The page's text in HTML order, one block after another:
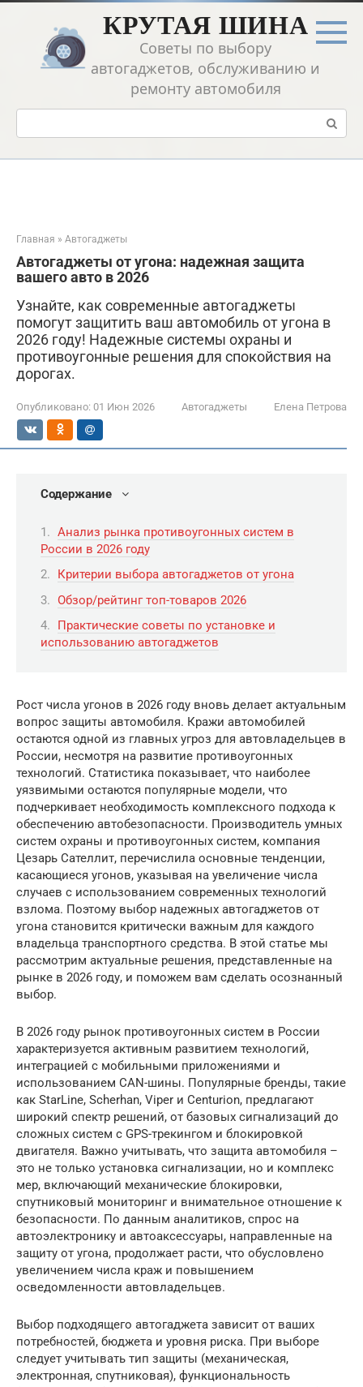
Перейти
контенту
КРУТАЯ ШИНА
Советы по выбору
автогаджетов, обслуживанию и
ремонту автомобиля
Поиск:
Главная » Автогаджеты
Автогаджеты от угона: надежная защита
вашего авто в 2026
Узнайте, как современные автогаджеты
помогут защитить ваш автомобиль от угона в
2026 году! Надежные системы охраны и
противоугонные решения для спокойствия на
дорогах.
Опубликовано: 01 Июн 2026 Автогаджеты Елена Петрова
Содержание
Анализ рынка противоугонных систем в
России в 2026 году
Критерии выбора автогаджетов от угона
Обзор/рейтинг топ-товаров 2026
Практические советы по установке и
использованию автогаджетов
Рост числа угонов в 2026 году вновь делает актуальным
вопрос защиты автомобиля. Кражи автомобилей
остаются одной из главных угроз для автовладельцев в
России, несмотря на развитие противоугонных
технологий. Статистика показывает, что наиболее
уязвимыми остаются популярные модели, что
подчеркивает необходимость комплексного подхода к
обеспечению автобезопасности. Производитель умных
систем охраны и противоугонных систем, компания
Цезарь Сателлит, перечислила основные тенденции,
касающиеся угонов, указывая на увеличение числа
случаев с использованием современных технологий
взлома. Поэтому выбор надежных автогаджетов от
угона становится критически важным для каждого
владельца транспортного средства. В этой статье мы
рассмотрим актуальные решения, представленные на
рынке в 2026 году, и поможем вам сделать осознанный
выбор.
В 2026 году рынок противоугонных систем в России
характеризуется активным развитием технологий,
интеграцией с мобильными приложениями и
использованием CAN-шины. Популярные бренды, такие
как StarLine, Scherhan, Viper и Centurion, предлагают
широкий спектр решений, от базовых сигнализаций до
сложных систем с GPS-трекингом и блокировкой
двигателя. Важно учитывать, что защита автомобиля –
это не только установка сигнализации, но и комплекс
мер, включающий механические блокировки,
спутниковый мониторинг и внимательное отношение к
безопасности. По данным аналитиков, спрос на
автоэлектронику и автоаксессуары, направленные на
защиту от угона, продолжает расти, что обусловлено
увеличением числа краж и повышением
осведомленности автовладельцев.
Выбор подходящего автогаджета зависит от ваших
потребностей, бюджета и уровня риска. При выборе
следует учитывать тип защиты (механическая,
электронная, спутниковая), функциональность